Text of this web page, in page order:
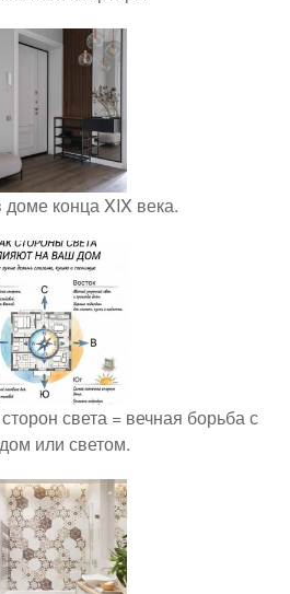
доме конца XIX века.
света = вечная борьба с
или светом.